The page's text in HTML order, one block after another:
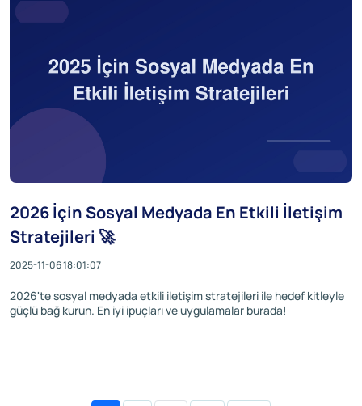
2026 İçin Sosyal Medyada En Etkili İletişim
Stratejileri 🚀
2025-11-06 18:01:07
2026'te sosyal medyada etkili iletişim stratejileri ile hedef kitleyle
güçlü bağ kurun. En iyi ipuçları ve uygulamalar burada!